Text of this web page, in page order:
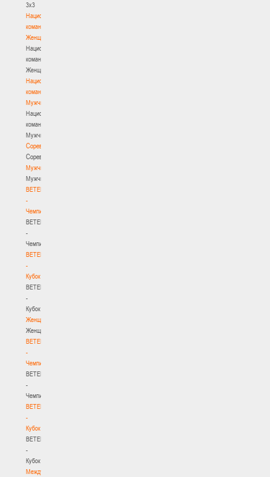
3х3
Национальная
команда.
Женщины
Национальная
команда.
Женщины
Национальная
команда.
Мужчины
Национальная
команда.
Мужчины
Соревнования
Соревнования
Мужчины
Мужчины
BETERA
-
Чемпионат
BETERA
-
Чемпионат
BETERA
-
Кубок
BETERA
-
Кубок
Женщины
Женщины
BETERA
-
Чемпионат
BETERA
-
Чемпионат
BETERA
-
Кубок
BETERA
-
Кубок
Международный